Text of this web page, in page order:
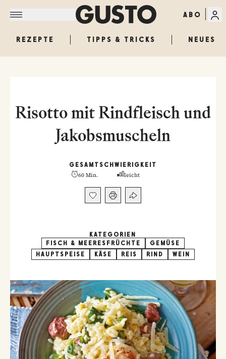
ABO
REZEPTE TIPPS & TRICKS NEUES
Risotto mit Rindfleisch und
Jakobsmuscheln
GESAMT
60 Min.
SCHWIERIGKEIT
leicht
KATEGORIEN
FISCH & MEERESFRÜCHTE
GEMÜSE
HAUPTSPEISE
KÄSE REIS RIND WEIN